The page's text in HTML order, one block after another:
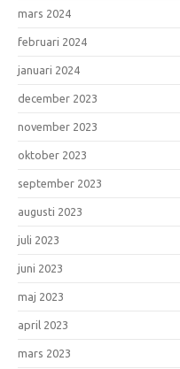
mars 2024
februari 2024
januari 2024
december 2023
november 2023
oktober 2023
september 2023
augusti 2023
juli 2023
juni 2023
maj 2023
april 2023
mars 2023